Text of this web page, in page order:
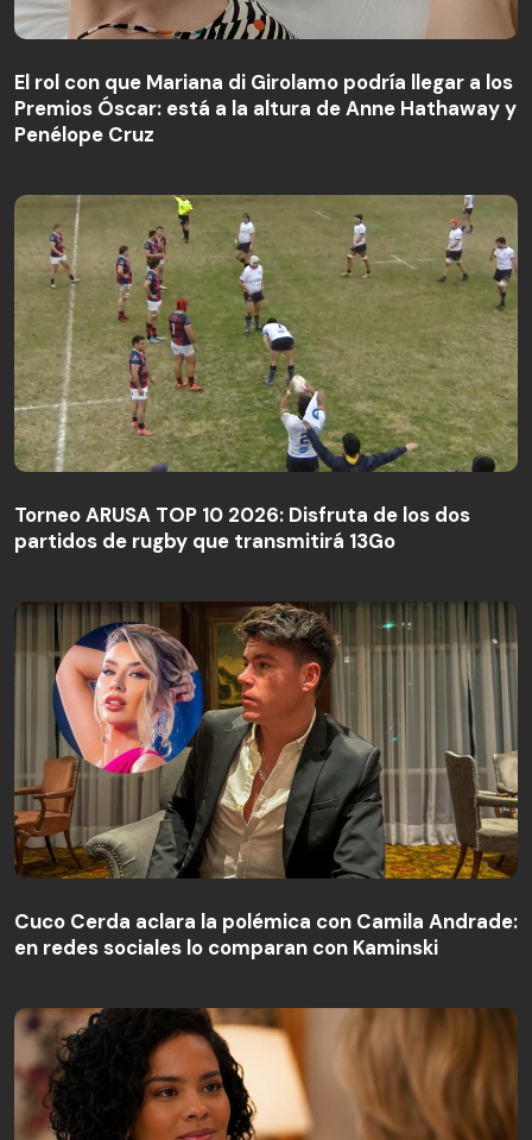
El rol con que Mariana di Girolamo podría llegar a los
Premios Óscar: está a la altura de Anne Hathaway y
Penélope Cruz
Torneo ARUSA TOP 10 2026: Disfruta de los dos
partidos de rugby que transmitirá 13Go
Cuco Cerda aclara la polémica con Camila Andrade:
en redes sociales lo comparan con Kaminski